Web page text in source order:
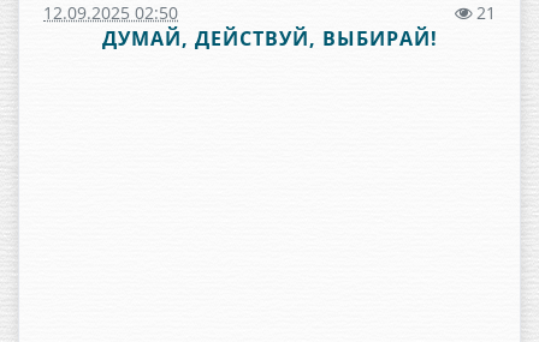
12.09.2025 02:50 21
ДУМАЙ, ДЕЙСТВУЙ, ВЫБИРАЙ!